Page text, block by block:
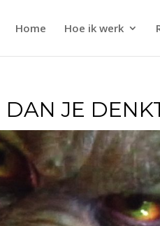
Home Hoe ik werk
DAN JE